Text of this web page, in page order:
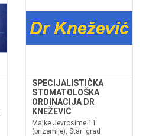
SPECIJALISTIČKA
STOMATOLOŠKA
ORDINACIJA DR
KNEŽEVIĆ
Majke Jevrosime 11
(prizemlje), Stari grad